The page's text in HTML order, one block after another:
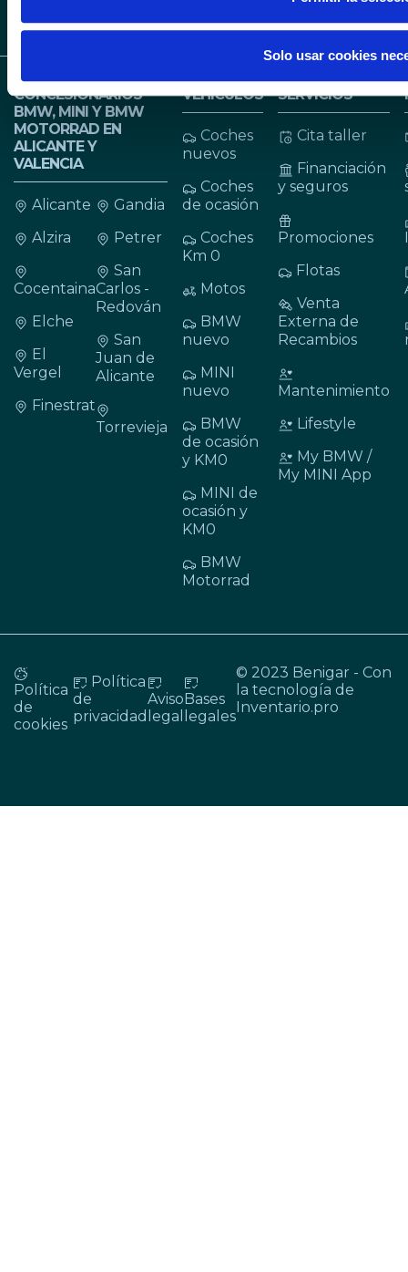
Solo usar cookies
CONCESIONARIOS
BMW, MINI Y BMW
MOTORRAD EN
ALICANTE Y
VALENCIA
Alicante
Alzira
Cocentaina
Elche
El
Vergel
Finestrat
Gandia
Petrer
San
Carlos -
Redován
San
Juan de
Alicante
Torrevieja
VEHÍCULOS
Coches
nuevos
Coches
de ocasión
Coches
Km 0
Motos
BMW
nuevo
MINI
nuevo
BMW
de ocasión
y KM0
MINI de
ocasión y
KM0
BMW
Motorrad
SERVICIOS
Cita taller
Financiación
y seguros
Promociones
Flotas
Venta
Externa de
Recambios
Mantenimiento
Lifestyle
My BMW /
My MINI App
Política
de
cookies
Política
de
privacidad
Aviso
legal
Bases
legales
© 2023 Benigar - Con
la tecnología de
Inventario.pro